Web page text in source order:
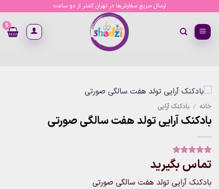
content
ارسال سریع سفارش‌ها در تهران کمتر از دو ساعت
خانه / بادکنک آرایی
بادکنک آرایی تولد هفت سالگی صورتی
امتیاز
از
5 امتیاز
1
تماس بگیرید
بادکنک آرایی تولد هفت سالگی صورتی